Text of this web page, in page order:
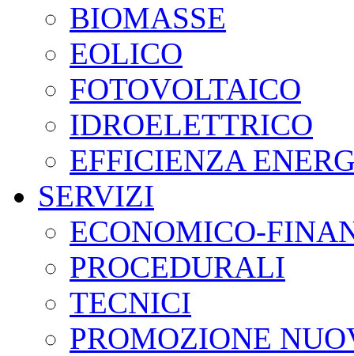
BIOMASSE
EOLICO
FOTOVOLTAICO
IDROELETTRICO
EFFICIENZA
SERVIZI
ECONOMICO-
PROCEDURALI
TECNICI
PROMOZIONE